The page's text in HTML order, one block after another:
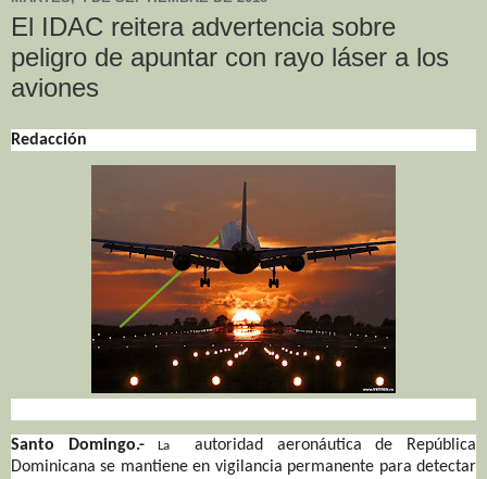
El IDAC reitera advertencia sobre
peligro de apuntar con rayo láser a los
aviones
Redacción
Santo Domingo.- Laautoridad aeronáutica de República
Dominicana se mantiene en vigilancia permanente para detectar